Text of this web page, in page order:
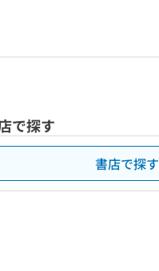
で探す
書店で探す